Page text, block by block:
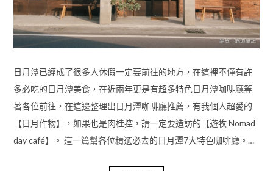
日月潭已經成了很多人休假一定要前往的地方，在這裡不僅有許
多必吃的日月潭美食，在近兩年更是有超多特色日月潭咖啡廳等
著各位前往，在這邊整理出日月潭咖啡廳推薦，有我個人超愛的
【日月作物】，如果也是肉桂控，請一定要造訪的【遊牧 Nomad
day café】。 這一篇幫各位精選必去的日月潭7大特色咖啡廳。…